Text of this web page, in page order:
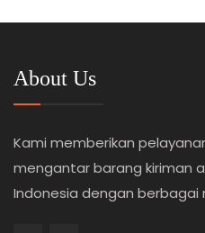
About Us
Kami memberikan
mengantar barang kiriman
Indonesia dengan berbagai